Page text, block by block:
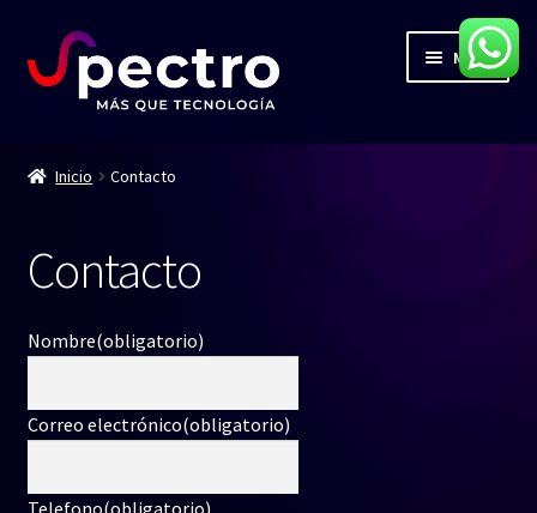
a
al
contenido
Menú
Productos
Contacto
Inicio Contacto
Contacto
Nombre(obligatorio)
Correo electrónico(obligatorio)
Telefono(obligatorio)